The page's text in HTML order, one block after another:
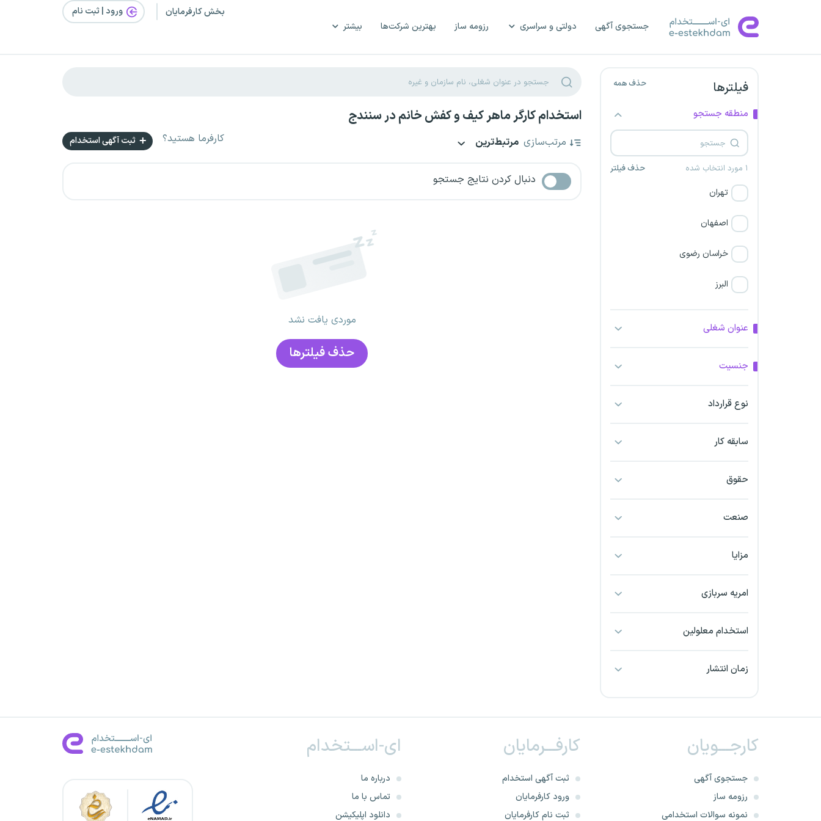
جستجوی آگهی دولتی و سراسری رزومه ساز بهترین شرکت‌ها بیشتر
بخش کارفرمایان ورود | ثبت‌ نام
فیلترها حذف همه
منطقه جستجو
۱ مورد انتخاب شده حذف فیلتر
تهران
اصفهان
خراسان رضوی
البرز
اراک
اردبیل
بندرعباس
خراسان شمالی
خرم آباد
خوزستان
عنوان شغلی
جنسیت
نوع قرارداد
سابقه کار
حقوق
صنعت
مزایا
امریه سربازی
استخدام معلولین
زمان انتشار
استخدام کارگر ماهر کیف و کفش خانم در سنندج
مرتب‌سازی مرتبط‌ترین کارفرما هستید؟ ثبت آگهی استخدام
دنبال کردن نتایج جستجو
موردی یافت نشد
حذف فیلتر‌ها
کارجـــویان
جستجوی آگهی
رزومه ساز
نمونه سوالات استخدامی
کارفـــرمایان
ثبت آگهی استخدام
ورود کارفرمایان
ثبت نام کارفرمایان
ای-اســـتخدام
درباره ما
تماس با ما
دانلود اپلیکیشن